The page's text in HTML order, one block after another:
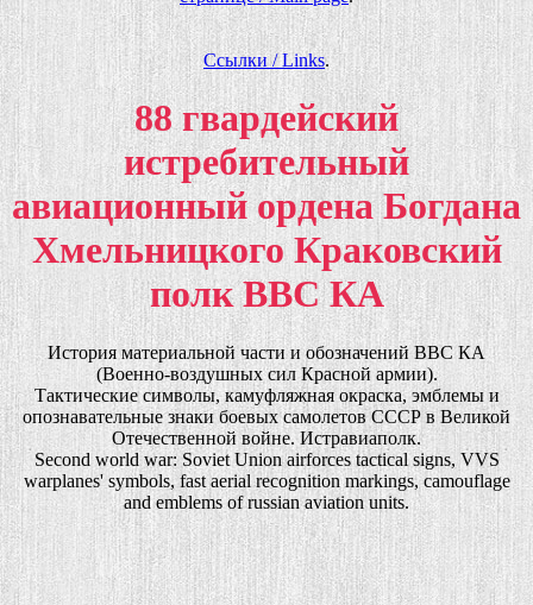
Ссылки / Links.
88 гвардейский
истребительный
авиационный ордена Богдана
Хмельницкого Краковский
полк ВВС КА
История материальной части и обозначений ВВС КА
(Военно-воздушных сил Красной армии).
Тактические символы, камуфляжная окраска, эмблемы и
опознавательные знаки боевых самолетов СССР в Великой
Отечественной войне. Истравиаполк.
Second world war: Soviet Union airforces tactical signs, VVS
warplanes' symbols, fast aerial recognition markings, camouflage
and emblems of russian aviation units.